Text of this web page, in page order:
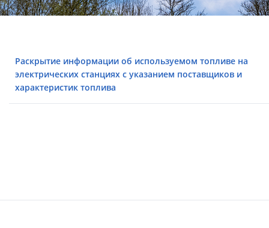
Раскрытие информации об используемом топливе на
электрических станциях с указанием поставщиков и
характеристик топлива